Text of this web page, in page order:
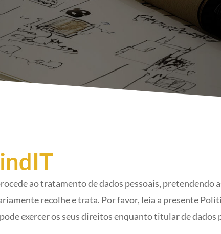
ao tratamento de dados pessoais, pretendendo
recolhe e trata. Por favor, leia a presente
exercer os seus direitos enquanto titular de dados